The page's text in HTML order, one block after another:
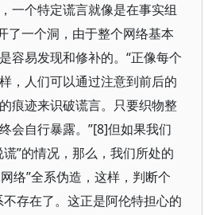
一个特定谎言就像是在事实组
了一个洞，由于整个网络基本
容易发现和修补的。“正像每个
，人们可以通过注意到前后的
痕迹来识破谎言。只要织物整
会自行暴露。”[8]但如果我们
”的情况，那么，我们所处的
络”全系伪造，这样，判断个
存在了。这正是阿伦特担心的